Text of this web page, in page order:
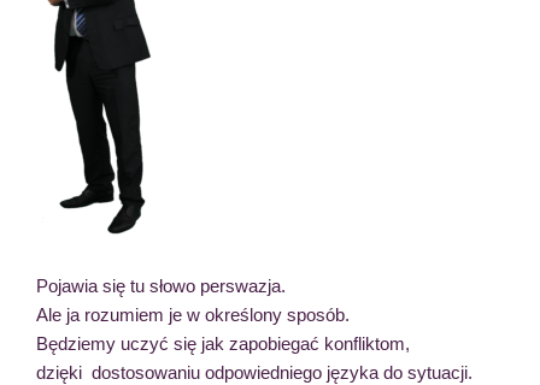
Pojawia się tu słowo perswazja.
Ale ja rozumiem je w określony sposób.
Będziemy uczyć się jak zapobiegać konfliktom,
dzięki dostosowaniu odpowiedniego języka do sytuacji.